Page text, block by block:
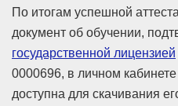
По итогам успешной
документ об обучении,
государственной лицензией
0000696, в личном кабинете
доступна для скачивания